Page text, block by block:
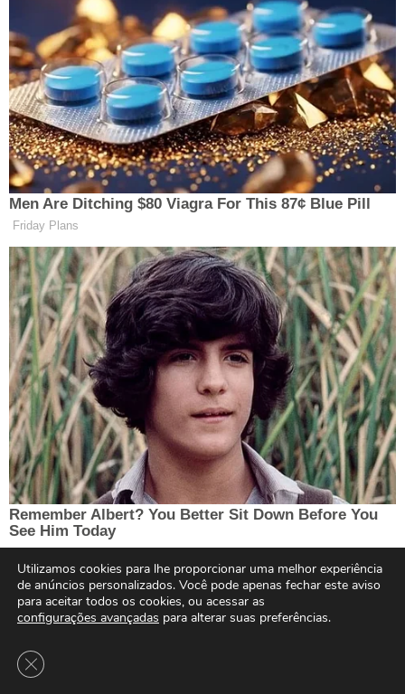
Utilizamos cookies para lhe proporcionar uma melhor experiência
de anúncios personalizados. Você pode apenas fechar este aviso
para aceitar todos os cookies, ou acessar as
configurações avançadas para alterar suas preferências.
Close GDPR Cookie Banner